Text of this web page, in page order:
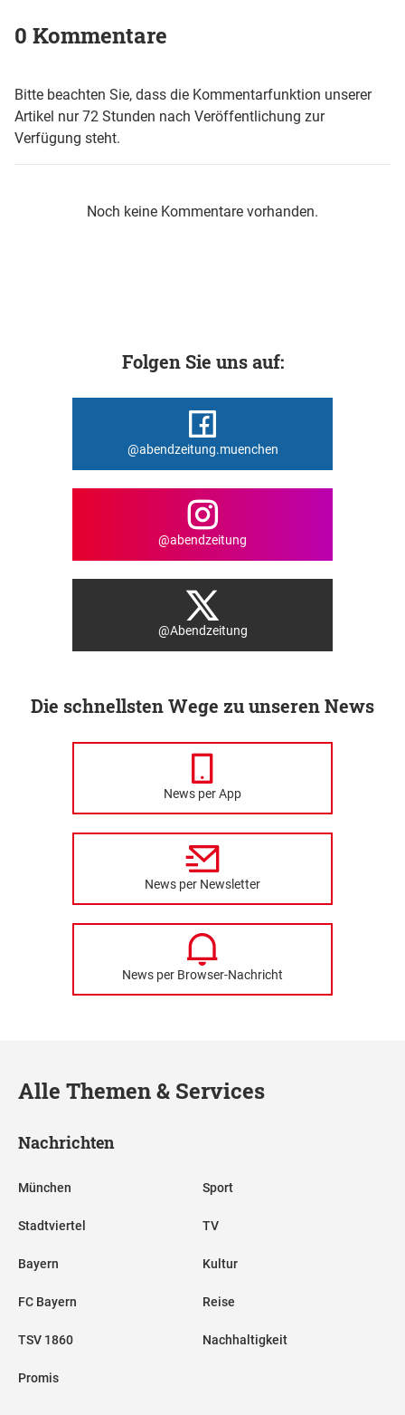
0 Kommentare
Bitte beachten Sie, dass die Kommentarfunktion unserer
Artikel nur 72 Stunden nach Veröffentlichung zur
Verfügung steht.
Noch keine Kommentare vorhanden.
Folgen Sie uns auf:
@abendzeitung.muenchen
@abendzeitung
@Abendzeitung
Die schnellsten Wege zu unseren News
News per App
News per Newsletter
News per Browser-Nachricht
Alle Themen & Services
Nachrichten
München
Stadtviertel
Bayern
FC Bayern
TSV 1860
Promis
Sport
TV
Kultur
Reise
Nachhaltigkeit